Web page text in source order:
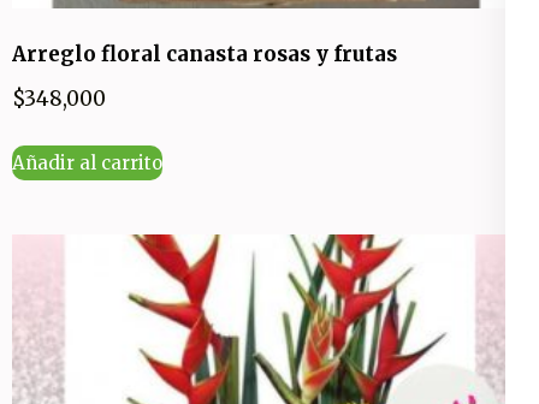
Arreglo floral canasta rosas y frutas
$348,000
Añadir al carrito